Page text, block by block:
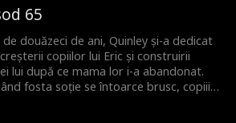
să plece și să înceapă de la zero. Abia
familia își dă seama că ea era cea care îi
adevărat uniți.
65
douăzeci de ani, Quinley și-a dedicat
copiilor lui Eric și construirii
lui după ce mama lor i-a abandonat.
fosta soție se întoarce brusc, copiii îi